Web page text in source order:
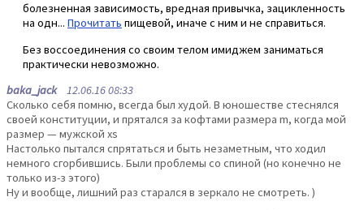
болезненная зависимость, вредная привычка, зацикленность
на одн... Прочитать пищевой, иначе с ним и не справиться.
Без воссоединения со своим телом имиджем заниматься
практически невозможно.
baka_jack12.06.16 08:33
Сколько себя помню, всегда был худой. В юношестве стеснялся
своей конституции, и прятался за кофтами размера m, когда мой
размер — мужской xs
Настолько пытался спрятаться и быть незаметным, что ходил
немного сгорбившись. Были проблемы со спиной (но конечно не
только из-з этого)
Ну и вообще, лишний раз старался в зеркало не смотреть. )